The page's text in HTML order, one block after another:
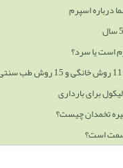
یا سرد؟
برای بارداری
تخمدان چیست؟
است؟
باعث بزرگ شدن سينه ميشود